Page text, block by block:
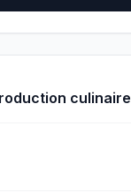
culinaire